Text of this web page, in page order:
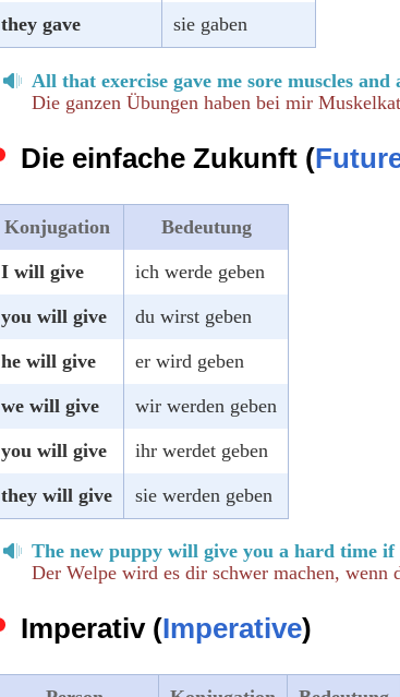
they gave sie gaben
All that exercise gave me sore muscles and
Die ganzen Übungen haben bei mir
Die einfache Zukunft (
Konjugation Bedeutung
I will give ich werde geben
you will give du wirst geben
he will give er wird geben
we will give wir werden geben
you will give ihr werdet geben
they will give sie werden geben
The new puppy will give you a hard time
Der Welpe wird es dir schwer machen, wenn
Imperativ (Imperative)